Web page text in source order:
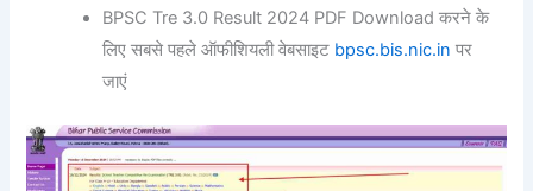
BPSC Tre 3.0 Result 2024 PDF Download करने के
लिए सबसे पहले ऑफीशियली वेबसाइट bpsc.bis.nic.in पर
जाएं